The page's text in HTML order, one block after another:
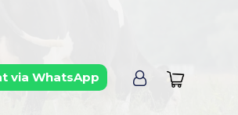
via WhatsApp